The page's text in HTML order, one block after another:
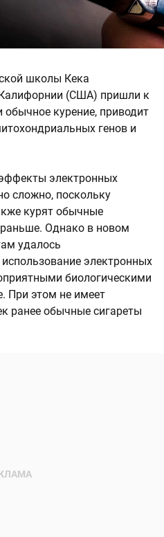
школы Кека
(США) пришли к
обычное курение, приводит
генов и
электронных
сложно, поскольку
курят обычные
Однако в новом
удалось
электронных
биологическими
При этом не имеет
ранее обычные сигареты